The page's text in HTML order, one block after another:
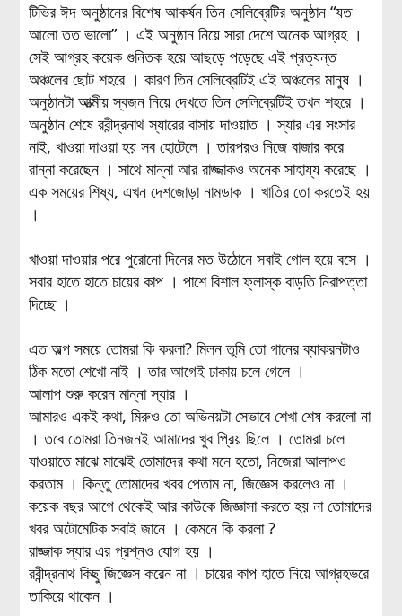
টিভির ঈদ অনুষ্ঠানের বিশেষ আকর্ষন তিন সেলিব্রেটির অনুষ্ঠান “যত
আলো তত ভালো” । এই অনুষ্ঠান নিয়ে সারা দেশে অনেক আগ্রহ ।
সেই আগ্রহ কয়েক গুনিতক হয়ে আছড়ে পড়েছে এই প্রত্যন্ত
অঞ্চলের ছোট শহরে । কারণ তিন সেলিব্রেটিই এই অঞ্চলের মানুষ ।
অনুষ্ঠানটা আত্মীয় স্বজন নিয়ে দেখতে তিন সেলিব্রেটিই তখন শহরে ।
অনুষ্ঠান শেষে রবীন্দ্রনাথ স্যারের বাসায় দাওয়াত । স্যার এর সংসার
নাই, খাওয়া দাওয়া হয় সব হোটেলে । তারপরও নিজে বাজার করে
রান্না করেছেন । সাথে মান্না আর রাজ্জাকও অনেক সাহায্য করেছে ।
এক সময়ের শিষ্য, এখন দেশজোড়া নামডাক । খাতির তো করতেই হয়
।
খাওয়া দাওয়ার পরে পুরোনো দিনের মত উঠোনে সবাই গোল হয়ে বসে ।
সবার হাতে হাতে চায়ের কাপ । পাশে বিশাল ফ্লাস্ক বাড়তি নিরাপত্তা
দিচ্ছে ।
এত অল্প সময়ে তোমরা কি করলা? মিলন তুমি তো গানের ব্যাকরনটাও
ঠিক মতো শেখো নাই । তার আগেই ঢাকায় চলে গেলে ।
আলাপ শুরু করেন মান্না স্যার ।
আমারও একই কথা, মিরুও তো অভিনয়টা সেভাবে শেখা শেষ করলো না
। তবে তোমরা তিনজনই আমাদের খুব প্রিয় ছিলে । তোমরা চলে
যাওয়াতে মাঝে মাঝেই তোমাদের কথা মনে হতো, নিজেরা আলাপও
করতাম । কিন্তু তোমাদের খবর পেতাম না, জিজ্ঞেস করলেও না ।
কয়েক বছর আগে থেকেই আর কাউকে জিজ্ঞাসা করতে হয় না তোমাদের
খবর অটোমেটিক সবাই জানে । কেমনে কি করলা ?
রাজ্জাক স্যার এর প্রশ্নও যোগ হয় ।
রবীন্দ্রনাথ কিছু জিজ্ঞেস করেন না । চায়ের কাপ হাতে নিয়ে আগ্রহভরে
তাকিয়ে থাকেন ।